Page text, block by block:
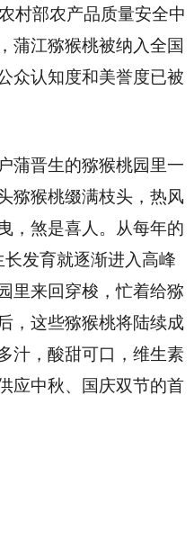
村部农产品质量安全中
蒲江猕猴桃被纳入全国
众认知度和美誉度已被
蒲晋生的猕猴桃园里一
猕猴桃缀满枝头，热风
，煞是喜人。从每年的
发育就逐渐进入高峰
里来回穿梭，忙着给猕
，这些猕猴桃将陆续成
汁，酸甜可口，维生素
应中秋、国庆双节的首